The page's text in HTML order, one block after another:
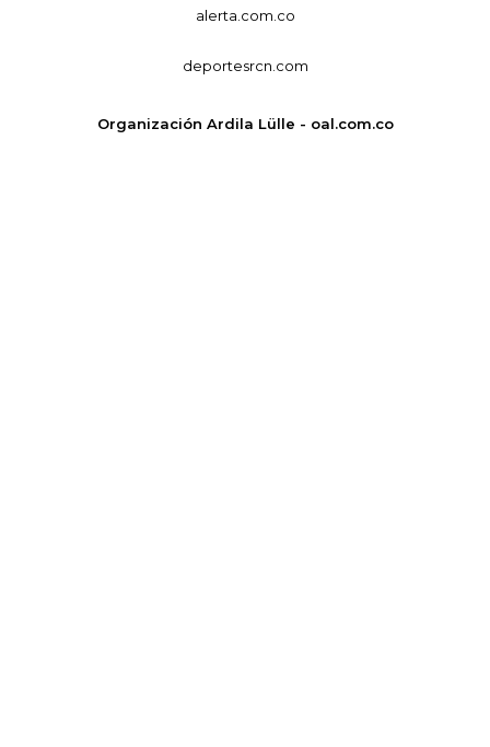
alerta.com.co
deportesrcn.com
Organización Ardila Lülle - oal.com.co